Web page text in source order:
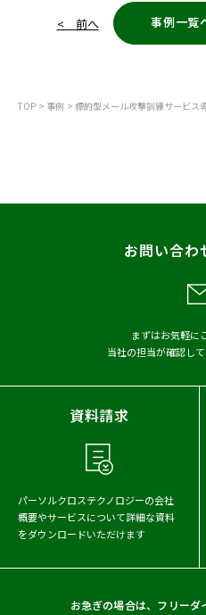
< 前へ 事例一覧
TOP 事例 標的型メール攻撃訓練サービス
お問い合わ
まずはお気軽に
当社の担当が確認し
資料請求
パーソルクロステクノロジーの会社
概要やサービスについて詳細な資料
をダウンロードいただけます
お急ぎの場合は、フリーダ